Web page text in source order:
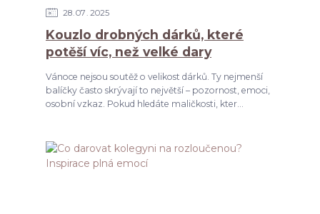
28 07 2025
Kouzlo drobných dárků, které
potěší víc, než velké dary
Vánoce nejsou soutěž o velikost dárků. Ty nejmenší
balíčky často skrývají to největší – pozornost, emoci,
osobní vzkaz. Pokud hledáte maličkosti, kter...